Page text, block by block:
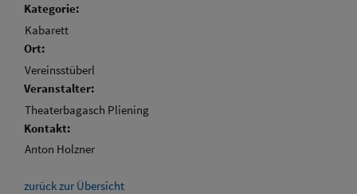
Kategorie:
Kabarett
Ort:
Vereinsstüberl
Veranstalter:
Theaterbagasch Pliening
Kontakt:
Anton Holzner
zurück zur Übersicht